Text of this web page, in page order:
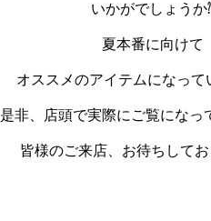
いかがでしょうか
夏本番に向けて
オススメのアイテムになっ
是非、店頭で実際にご覧になっ
皆様のご来店、お待ちして